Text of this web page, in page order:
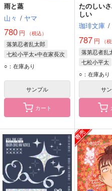
雨と蒸
山々 / ヤマ
780 円 （税込）
落第忍者乱太郎
七松小平太×中在家長次
中在家長次
○：在庫あり
サンプル
カート
たのしい
しい
珈琲文庫 /
787 円 （
落第忍者乱
七松小平太
○：在庫あり
サ